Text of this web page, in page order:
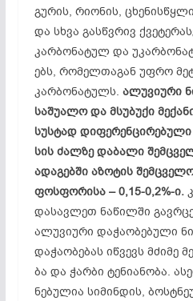
გუ­რის, რი­ონ­ის,
და სხვა გასწვრივ
კარ­ბო­ნა­ტულ და
ებს, რომელთაგან უფ­რო
კარ­ბო­ნა­ტულს. ალ­უვ­ი­უ­რი
საშუ­ა­­ლო და მსუ­ბუ­ქი
სუს­ტად
სის ძალზე და­ბალი
ად­აგ­ებ­ში აზ­ოტ­ის
ფოს­ფო­რი­სა – 0,15-0,2%-ი.
და­სავ­ლეთ ნა­წილ­ში
ალ­უვ­ი­უ­რი და­ჭა­ობ­ებ­უ­ლი
და­ჭა­ობ­ებ­ას იწ­ვევს მძი­მე
ბა და ჭარ­ბი ტე­ნი­ან­ო­ბა.
ნე­ბუ­ლია სიმინ­­დის,